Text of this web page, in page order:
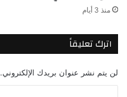
منذ 3 أيام
اترك تعليقاً
لن يتم نشر عنوان بريدك الإلكتروني.